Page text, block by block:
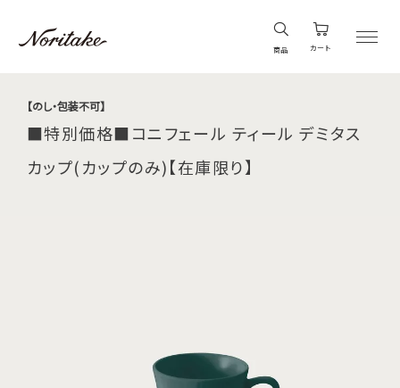
商品 カート
【のし・包装不可】
■特別価格■コニフェール ティール デミタス
カップ(カップのみ)【在庫限り】